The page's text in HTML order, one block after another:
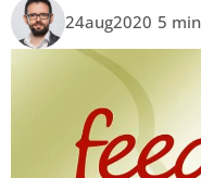
24aug2020 5 min